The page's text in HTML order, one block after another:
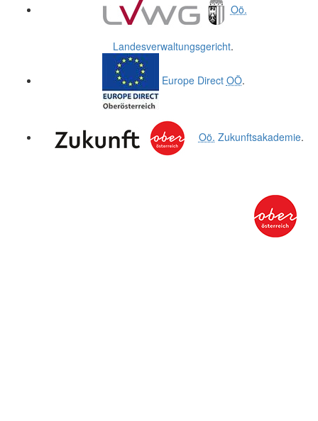
Oö.
Landesverwaltungsgericht.
Europe Direct OÖ.
Oö. Zukunftsakademie.